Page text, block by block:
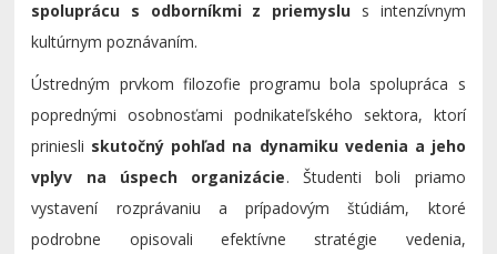
spoluprácu s odborníkmi z priemyslu s intenzívnym
kultúrnym poznávaním.
Ústredným prvkom filozofie programu bola spolupráca s
poprednými osobnosťami podnikateľského sektora, ktorí
priniesli skutočný pohľad na dynamiku vedenia a jeho
vplyv na úspech organizácie. Študenti boli priamo
vystavení rozprávaniu a prípadovým štúdiám, ktoré
podrobne opisovali efektívne stratégie vedenia,